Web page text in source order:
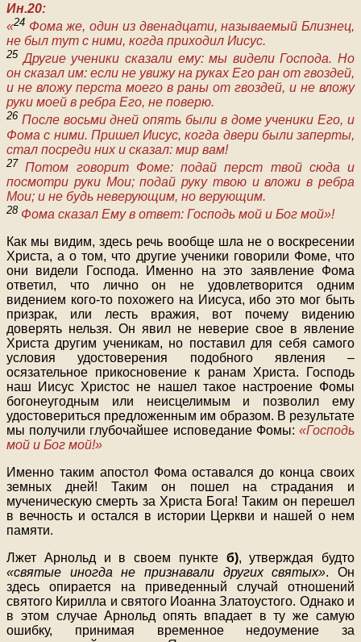
Ин.20:
«24 Фома же, один из двенадцати, называемый Близнец,
не был тут с ними, когда приходил Иисус.
25 Другие ученики сказали ему: мы видели Господа. Но
он сказал им: если не увижу на руках Его ран от гвоздей,
и не вложу перста моего в раны от гвоздей, и не вложу
руки моей в ребра Его, не поверю.
26 После восьми дней опять были в доме ученики Его, и
Фома с ними. Пришел Иисус, когда двери были заперты,
стал посреди них и сказал: мир вам!
27 Потом говорит Фоме: подай перст твой сюда и
посмотри руки Мои; подай руку твою и вложи в ребра
Мои; и не будь неверующим, но верующим.
28 Фома сказал Ему в ответ: Господь мой и Бог мой»!
Как мы видим, здесь речь вообще шла не о воскресении
Христа, а о том, что другие ученики говорили Фоме, что
они видели Господа. Именно на это заявление Фома
ответил, что лично он не удовлетворится одним
видением кого-то похожего на Иисуса, ибо это мог быть
призрак, или лесть вражия, вот почему видению
доверять нельзя. Он явил не неверие свое в явление
Христа другим ученикам, но поставил для себя самого
условия удостоверения подобного явления –
осязательное прикосновение к ранам Христа. Господь
наш Иисус Христос не нашел такое настроение Фомы
богонеугодным или неисцелимым и позволил ему
удостовериться предложенным им образом. В результате
мы получили глубочайшее исповедание Фомы: «Господь
мой и Бог мой!»
Именно таким апостол Фома оставался до конца своих
земных дней! Таким он пошел на страдания и
мученическую смерть за Христа Бога! Таким он перешел
в вечность и остался в истории Церкви и нашей о нем
памяти.
Лжет Арнольд и в своем пункте б), утверждая будто
«святые иногда не признавали других святых». Он
здесь опирается на приведенный случай отношений
святого Кирилла и святого Иоанна Златоустого. Однако и
в этом случае Арнольд опять впадает в ту же самую
ошибку, принимая временное недоумение за